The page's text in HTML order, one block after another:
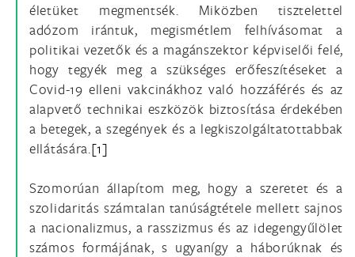
életüket megmentsék. Miközben tisztelettel
adózom irántuk, megismétlem felhívásomat a
politikai vezetők és a magánszektor képviselői felé,
hogy tegyék meg a szükséges erőfeszítéseket a
Covid-19 elleni vakcinákhoz való hozzáférés és az
alapvető technikai eszközök biztosítása érdekében
a betegek, a szegények és a legkiszolgáltatottabbak
ellátására.[1]
Szomorúan állapítom meg, hogy a szeretet és a
szolidaritás számtalan tanúságtétele mellett sajnos
a nacionalizmus, a rasszizmus és az idegengyűlölet
számos formájának, s ugyanígy a háborúknak és